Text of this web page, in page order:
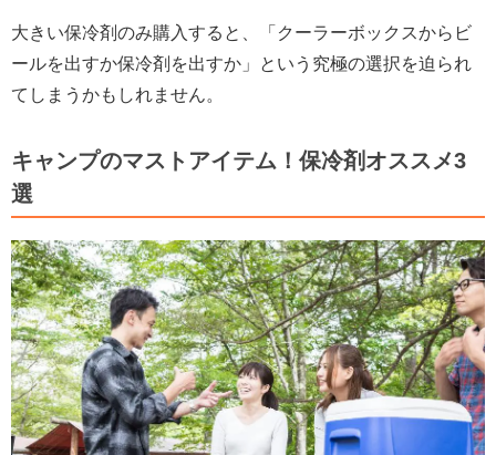
大きい保冷剤のみ購入すると、「クーラーボックスからビ
ールを出すか保冷剤を出すか」という究極の選択を迫られ
てしまうかもしれません。
キャンプのマストアイテム！保冷剤オススメ3
選